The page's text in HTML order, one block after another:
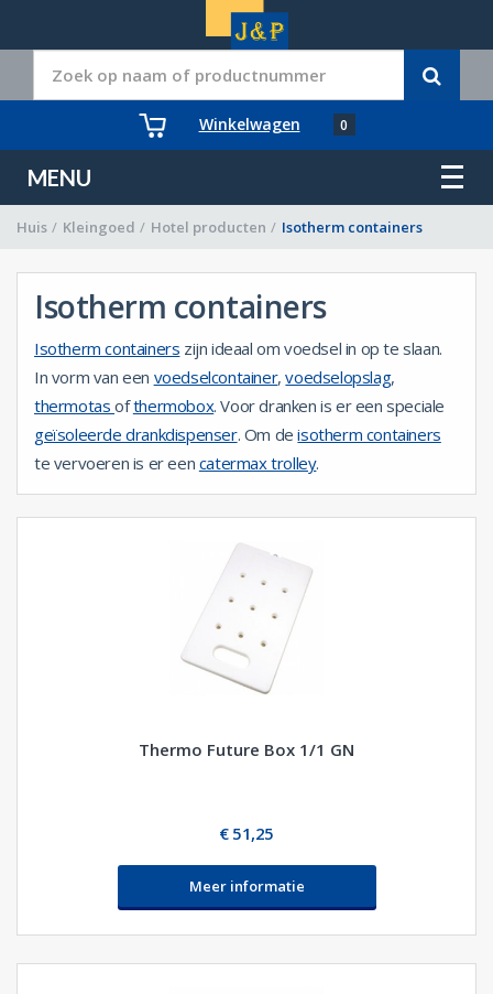
Winkelwagen 0
MENU
Huis / Kleingoed / Hotel producten / Isotherm containers
Isotherm containers
Isotherm containers zijn ideaal om voedsel in op te slaan.
In vorm van een voedselcontainer,voedselopslag,
thermotas ofthermobox. Voor dranken is er een speciale
geïsoleerde drankdispenser. Om deisotherm containers
te vervoeren is er een catermax trolley.
Thermo Future Box 1/1 GN
€ 51,25
Meer informatie